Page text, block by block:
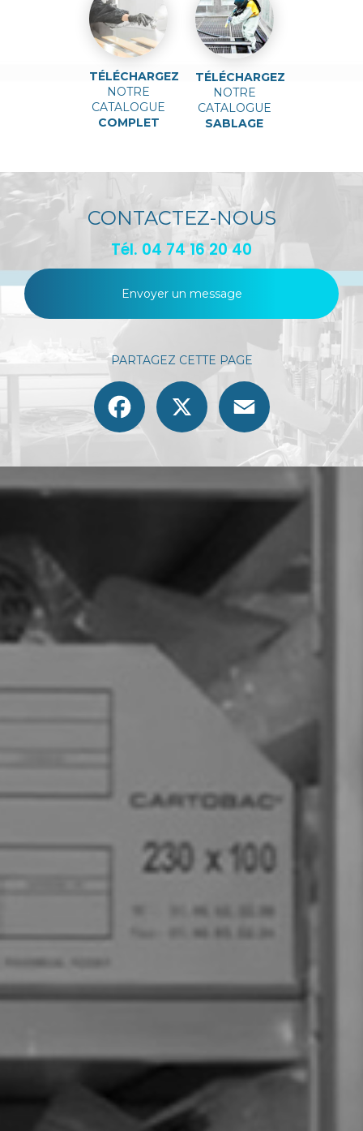
TÉLÉCHARGEZ
NOTRE
CATALOGUE
COMPLET
TÉLÉCHARGEZ
NOTRE
CATALOGUE
SABLAGE
CONTACTEZ-NOUS
Tél. 04 74 16 20 40
Envoyer un message
PARTAGEZ CETTE PAGE
Facebook